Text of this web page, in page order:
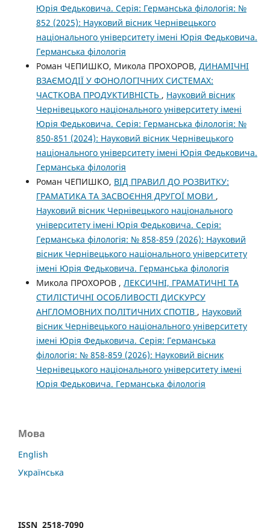
Юрія Федьковича. Серія: Германська філологія: №
852 (2025): Науковий вісник Чернівецького
національного університету імені Юрія Федьковича.
Германська філологія
Роман ЧЕПИШКО, Микола ПРОХОРОВ, ДИНАМІЧНІ
ВЗАЄМОДІЇ У ФОНОЛОГІЧНИХ СИСТЕМАХ:
ЧАСТКОВА ПРОДУКТИВНІСТЬ , Науковий вісник
Чернівецького національного університету імені
Юрія Федьковича. Серія: Германська філологія: №
850-851 (2024): Науковий вісник Чернівецького
національного університету імені Юрія Федьковича.
Германська філологія
Роман ЧЕПИШКО, ВІД ПРАВИЛ ДО РОЗВИТКУ:
ГРАМАТИКА ТА ЗАСВОЄННЯ ДРУГОЇ МОВИ ,
Науковий вісник Чернівецького національного
університету імені Юрія Федьковича. Серія:
Германська філологія: № 858-859 (2026): Науковий
вісник Чернівецького національного університету
імені Юрія Федьковича. Германська філологія
Микола ПРОХОРОВ , ЛЕКСИЧНІ, ГРАМАТИЧНІ ТА
СТИЛІСТИЧНІ ОСОБЛИВОСТІ ДИСКУРСУ
АНГЛОМОВНИХ ПОЛІТИЧНИХ СПОТІВ , Науковий
вісник Чернівецького національного університету
імені Юрія Федьковича. Серія: Германська
філологія: № 858-859 (2026): Науковий вісник
Чернівецького національного університету імені
Юрія Федьковича. Германська філологія
Мова
English
Українська
ISSN 2518-7090